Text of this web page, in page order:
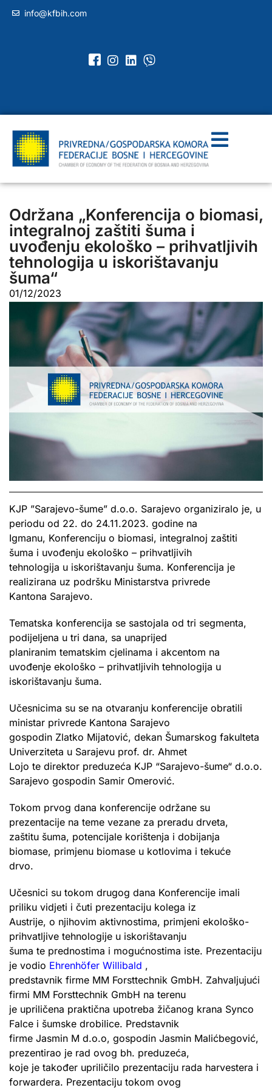
info@kfbih.com
Održana „Konferencija o biomasi,
integralnoj zaštiti šuma i
uvođenju ekološko – prihvatljivih
tehnologija u iskorištavanju
šuma“
01/12/2023
KJP ”Sarajevo-šume” d.o.o. Sarajevo organiziralo je, u
periodu od 22. do 24.11.2023. godine na
Igmanu, Konferenciju o biomasi, integralnoj zaštiti
šuma i uvođenju ekološko – prihvatljivih
tehnologija u iskorištavanju šuma. Konferencija je
realizirana uz podršku Ministarstva privrede
Kantona Sarajevo.
Tematska konferencija se sastojala od tri segmenta,
podijeljena u tri dana, sa unaprijed
planiranim tematskim cjelinama i akcentom na
uvođenje ekološko – prihvatljivih tehnologija u
iskorištavanju šuma.
Učesnicima su se na otvaranju konferencije obratili
ministar privrede Kantona Sarajevo
gospodin Zlatko Mijatović, dekan Šumarskog fakulteta
Univerziteta u Sarajevu prof. dr. Ahmet
Lojo te direktor preduzeća KJP “Sarajevo-šume“ d.o.o.
Sarajevo gospodin Samir Omerović.
Tokom prvog dana konferencije održane su
prezentacije na teme vezane za preradu drveta,
zaštitu šuma, potencijale korištenja i dobijanja
biomase, primjenu biomase u kotlovima i tekuće
drvo.
Učesnici su tokom drugog dana Konferencije imali
priliku vidjeti i čuti prezentaciju kolega iz
Austrije, o njihovim aktivnostima, primjeni ekološko-
prihvatljive tehnologije u iskorištavanju
šuma te prednostima i mogućnostima iste. Prezentaciju
je vodio Ehrenhöfer Willibald ,
predstavnik firme MM Forsttechnik GmbH. Zahvaljujući
firmi MM Forsttechnik GmbH na terenu
je upriličena praktična upotreba žičanog krana Synco
Falce i šumske drobilice. Predstavnik
firme Jasmin M d.o.o, gospodin Jasmin Malićbegović,
prezentirao je rad ovog bh. preduzeća,
koje je također upriličilo prezentaciju rada harvestera i
forwardera. Prezentaciju tokom ovog